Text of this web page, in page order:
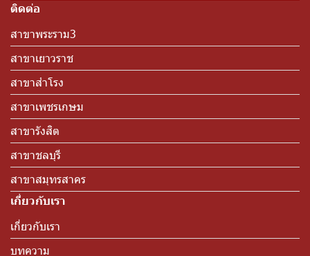
ติดต่อ
สาขาพระราม3
สาขาเยาวราช
สาขาสำโรง
สาขาเพชรเกษม
สาขารังสิต
สาขาชลบุรี
สาขาสมุทรสาคร
เกี่ยวกับเรา
เกี่ยวกับเรา
บทความ